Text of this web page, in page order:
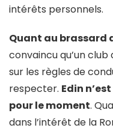
intérêts personnels.
Quant au brassard
convaincu qu’un
sur les règles de
respecter. Edin
pour le moment.
dans l’intérêt de la